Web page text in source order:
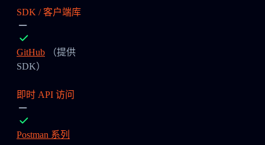
SDK / 客户端库
GitHub （提供
SDK）
即时 API 访问
Postman 系列